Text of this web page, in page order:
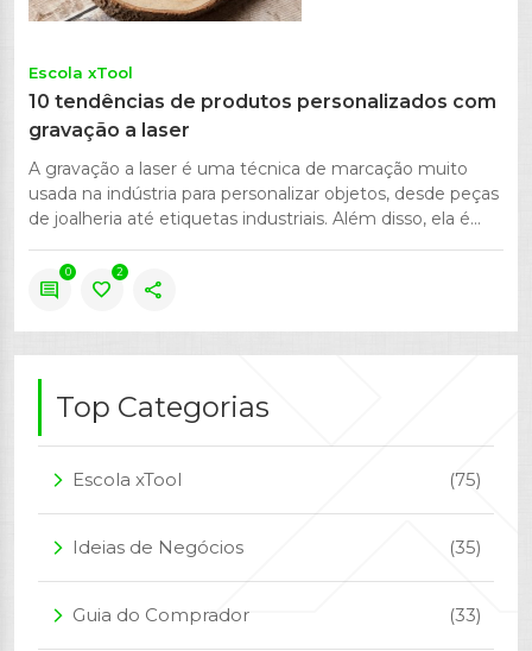
Escola xTool
10 tendências de produtos personalizados com
gravação a laser
A gravação a laser é uma técnica de marcação muito
usada na indústria para personalizar objetos, desde peças
de joalheria até etiquetas industriais. Além disso, ela é...
comment
0
favorite
2
share
Top Categorias
arrow_forward_ios Escola xTool (75)
arrow_forward_ios Ideias de Negócios (35)
arrow_forward_ios Guia do Comprador (33)